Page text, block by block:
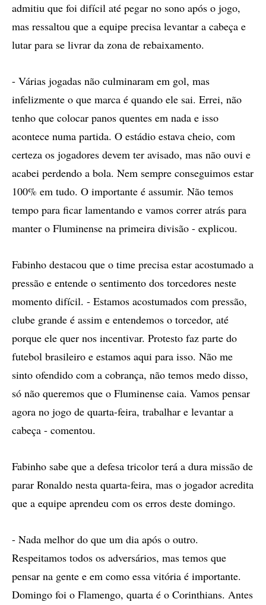
admitiu que foi difícil até pegar no sono após o jogo,
mas ressaltou que a equipe precisa levantar a cabeça e
lutar para se livrar da zona de rebaixamento.
- Várias jogadas não culminaram em gol, mas
infelizmente o que marca é quando ele sai. Errei, não
tenho que colocar panos quentes em nada e isso
acontece numa partida. O estádio estava cheio, com
certeza os jogadores devem ter avisado, mas não ouvi e
acabei perdendo a bola. Nem sempre conseguimos estar
100% em tudo. O importante é assumir. Não temos
tempo para ficar lamentando e vamos correr atrás para
manter o Fluminense na primeira divisão - explicou.
Fabinho destacou que o time precisa estar acostumado a
pressão e entende o sentimento dos torcedores neste
momento difícil. - Estamos acostumados com pressão,
clube grande é assim e entendemos o torcedor, até
porque ele quer nos incentivar. Protesto faz parte do
futebol brasileiro e estamos aqui para isso. Não me
sinto ofendido com a cobrança, não temos medo disso,
só não queremos que o Fluminense caia. Vamos pensar
agora no jogo de quarta-feira, trabalhar e levantar a
cabeça - comentou.
Fabinho sabe que a defesa tricolor terá a dura missão de
parar Ronaldo nesta quarta-feira, mas o jogador acredita
que a equipe aprendeu com os erros deste domingo.
- Nada melhor do que um dia após o outro.
Respeitamos todos os adversários, mas temos que
pensar na gente e em como essa vitória é importante.
Domingo foi o Flamengo, quarta é o Corinthians. Antes